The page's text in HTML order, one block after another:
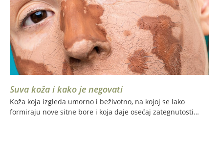
Suva koža i kako je negovati
Koža koja izgleda umorno i beživotno, na kojoj se lako
formiraju nove sitne bore i koja daje osećaj zategnutosti…